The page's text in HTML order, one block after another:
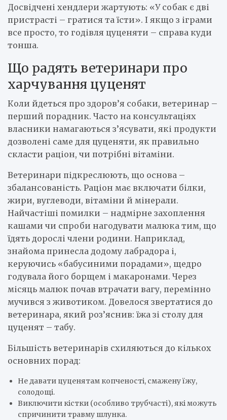
Досвідчені хендлери жартують: «У собак є дві
пристрасті – гратися та їсти». І якщо з іграми
все просто, то годівля цуценяти – справа куди
тонша.
Що радять ветеринари про
харчування цуценят
Коли йдеться про здоров’я собаки, ветеринар –
перший порадник. Часто на консультаціях
власники намагаються з’ясувати, які продукти
дозволені саме для цуценяти, як правильно
скласти раціон, чи потрібні вітаміни.
Ветеринари підкреслюють, що основа –
збалансованість. Раціон має включати білки,
жири, вуглеводи, вітаміни й мінерали.
Найчастіші помилки – надмірне захоплення
кашами чи спроби нагодувати малюка тим, що
їдять дорослі члени родини. Наприклад,
знайома принесла додому лабрадора і,
керуючись «бабусиними порадами», щедро
годувала його борщем і макаронами. Через
місяць малюк почав втрачати вагу, перемінно
мучився з животиком. Довелося звертатися до
ветеринара, який роз’яснив: їжа зі столу для
цуценят – табу.
Більшість ветеринарів схиляються до кількох
основних порад:
Не давати цуценятам копченості, смажену їжу,
солодощі.
Виключити кістки (особливо трубчасті), які можуть
спричинити травму шлунка.